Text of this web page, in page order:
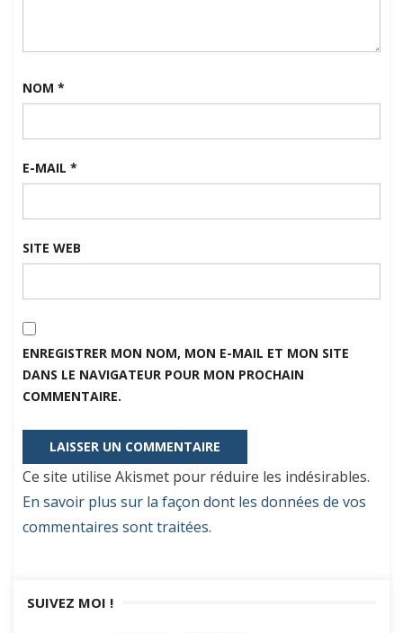
NOM *
E-MAIL *
SITE WEB
ENREGISTRER MON NOM, MON E-MAIL ET MON SITE
DANS LE NAVIGATEUR POUR MON PROCHAIN
COMMENTAIRE.
Ce site utilise Akismet pour réduire les indésirables.
En savoir plus sur la façon dont les données de vos
commentaires sont traitées.
SUIVEZ MOI !